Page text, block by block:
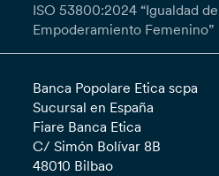
ISO 53800:2024 “Igualdad
Empoderamiento Femenino”
Banca Popolare Etica scpa
Sucursal en España
Fiare Banca Etica
C/ Simón Bolívar 8B
48010 Bilbao